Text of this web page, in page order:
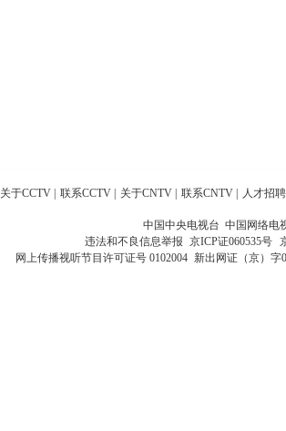
关于CCTV 联系CCTV 关于CNTV 联系CNTV 人才招聘
中国中央电视台 中国网络电
违法和不良信息举报 京ICP证060535号
网上传播视听节目许可证号 0102004 新出网证（京）